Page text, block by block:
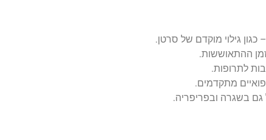
גילוי מוקדם של סרטן.
ההתאוששות.
לתרופות.
מתקדמים.
בשגרה ובפריפריה.